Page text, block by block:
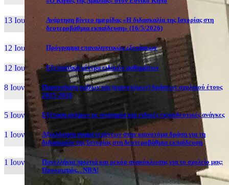
13 Ιουν, 26
Ανάρτηση βίντεο ημερίδας «Η διδασκαλία της Ιστορίας στη
δευτεροβάθμια εκπαίδευση» (16/5/2026)
12 Ιουν, 26 Πρόγραμμα επαναληπτικών εξετάσεων
12 Ιουν, 26 Εξεταστικά κέντρα ειδικών μαθημάτων
8 Ιουν, 26
Παρουσίαση ομίλων και (καινοτόμων) δράσεων σχολικού έτους
2025-2026
5 Ιουν, 26 Εξέταση ατόμων με αναπηρία και ειδικές εκπαιδευτικές ανάγκες
1 Ιουν, 26
Αξιολόγηση συμμετεχόντων στην καινοτόμα δράση για τη
διδασκαλία της Ιστορίας στη δευτεροβάθμια εκπαίδευση
1 Ιουν, 26
Πανελλήνια πρωτιά και ρεκόρ ανακύκλωσης για το σχολείο μας:
Προορισμός... NBA!